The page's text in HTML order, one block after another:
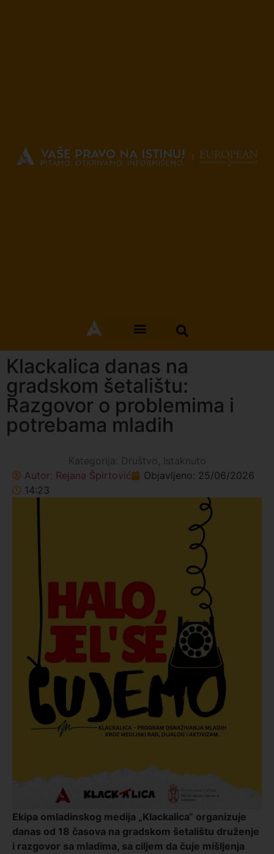
Klackalica danas na
gradskom šetalištu:
Razgovor o problemima i
potrebama mladih
Kategorija: Društvo , Istaknuto
Autor: Rejana Špirtović Objavljeno: 25/06/2026
14:23
Ekipa omladinskog medija „Klackalica“ organizuje
danas od 18 časova na gradskom šetalištu druženje
i razgovor sa mladima, sa ciljem da čuje mišljenja